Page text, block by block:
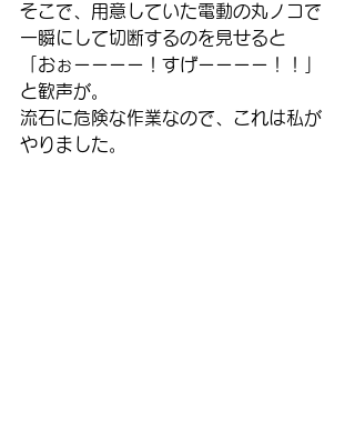
そこで、用意していた電動の丸ノコで
一瞬にして切断するのを見せると
「おぉーーーー！すげーーーー！！」
と歓声が。
流石に危険な作業なので、これは私が
やりました。